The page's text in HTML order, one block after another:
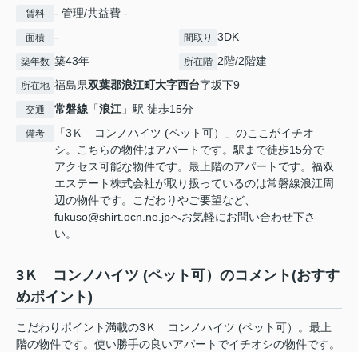
賃料 - 管理/共益費 -
面積 - 間取り 3DK
築年数 築43年 所在階 2階/2階建
所在地 福島県双葉郡浪江町大字西台字坂下9
交通 常磐線 「浪江」駅 徒歩15分
備考
「3Ｋ コンノハイツ (ペット可）」のここがイチオ
シ。こちらの物件はアパートです。駅まで徒歩15分で
アクセス可能な物件です。最上階のアパートです。福双
エステート株式会社が取り扱っているのは常磐線浪江周
辺の物件です。こだわりやご要望など、
fukuso@shirt.ocn.ne.jpへお気軽にお問い合わせ下さ
い。
3Ｋ コンノハイツ (ペット可）のコメント(おすす
めポイント)
こだわりポイント満載の3Ｋ コンノハイツ (ペット可）。最上
階の物件です。使い勝手の良いアパートでイチオシの物件です。